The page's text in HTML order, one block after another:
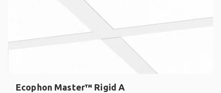
Ecophon Master™ Rigid A